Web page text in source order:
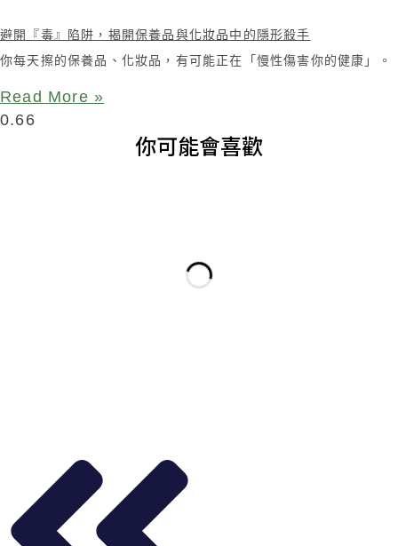
避開『毒』陷阱，揭開保養品與化妝品中的隱形殺手
你每天擦的保養品、化妝品，有可能正在「慢性傷害你的健康」。
Read More »
你可能會喜歡